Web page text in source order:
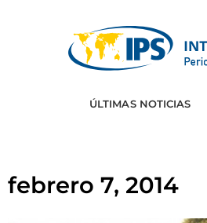
ÚLTIMAS NOTICIAS
febrero 7, 2014